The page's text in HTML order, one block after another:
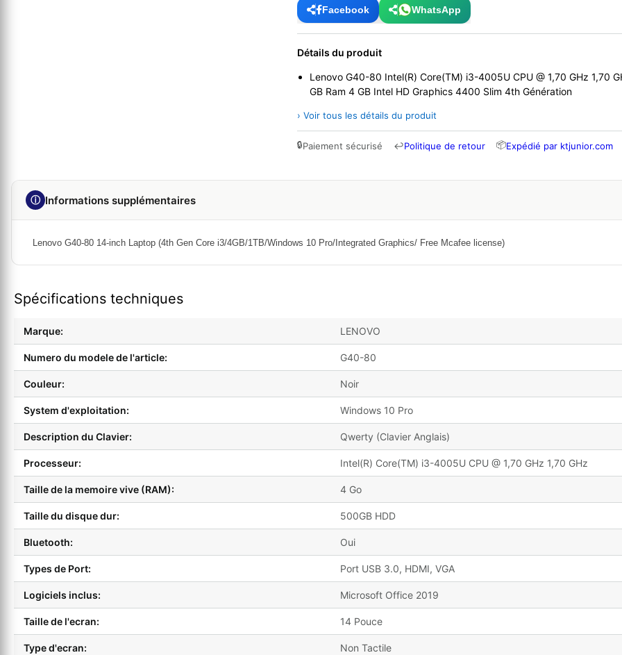
Facebook WhatsApp
Détails du produit
Lenovo G40-80 Intel(R) Core(TM) i3-4005U CPU @ 1,70 GHz 1,70
GB Ram 4 GB Intel HD Graphics 4400 Slim 4th Génération
› Voir tous les détails du produit
🔒Paiement sécurisé ↩Politique de retour 📦Expédié par ktjunior.com
ⓘ Informations supplémentaires
Lenovo G40-80 14-inch Laptop (4th Gen Core i3/4GB/1TB/Windows 10 Pro/Integrated Graphics/ Free Mcafee license)
Spécifications techniques
Marque: LENOVO
Numero du modele de l'article: G40-80
Couleur: Noir
System d'exploitation: Windows 10 Pro
Description du Clavier: Qwerty (Clavier Anglais)
Processeur: Intel(R) Core(TM) i3-4005U CPU @ 1,70 GHz 1,70 GHz
Taille de la memoire vive (RAM): 4 Go
Taille du disque dur: 500GB HDD
Bluetooth: Oui
Types de Port: Port USB 3.0, HDMI, VGA
Logiciels inclus: Microsoft Office 2019
Taille de l'ecran: 14 Pouce
Type d'ecran: Non Tactile